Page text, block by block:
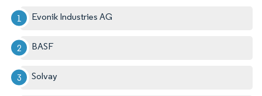
Evonik Industries AG
BASF
Solvay